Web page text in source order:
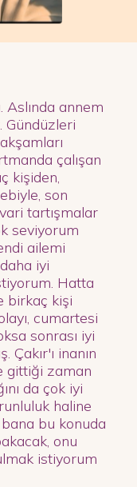
Aslında annem
Gündüzleri
çalışan
kişiden,
son
tartışmalar
seviyorum
ailemi
iyi
Hatta
birkaç kişi
cumartesi
sonrası iyi
Çakır'ı inanın
gittiği zaman
da çok iyi
haline
bu konuda
onu
istiyorum